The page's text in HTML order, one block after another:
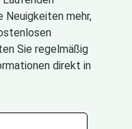
Neuigkeiten mehr,
Sie regelmäßig
direkt in